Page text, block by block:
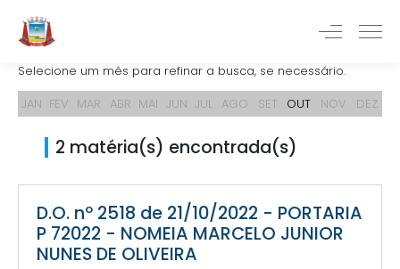
Selecione um mês para refinar a busca, se necessário.
JAN FEV MAR ABR MAI JUN JUL AGO SET OUT NOV DEZ
2 matéria(s) encontrada(s)
D.O. nº 2518 de 21/10/2022 - PORTARIA
P 72022 - NOMEIA MARCELO JUNIOR
NUNES DE OLIVEIRA